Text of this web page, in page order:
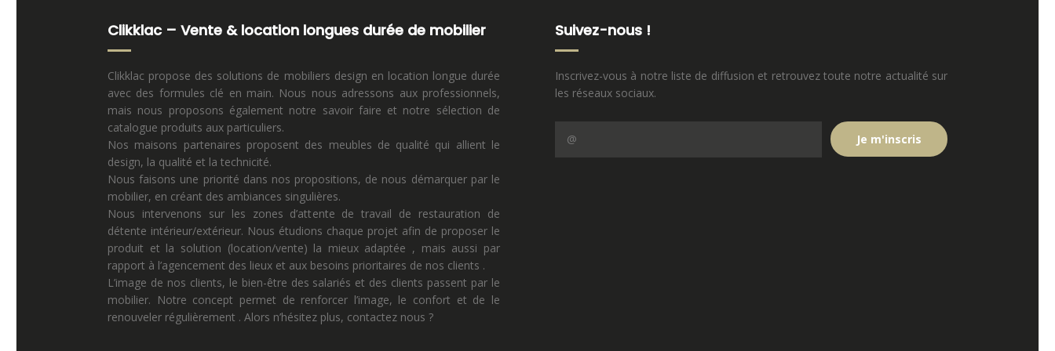
Clikklac – Vente & location longues durée de mobilier
Clikklac propose des solutions de mobiliers design en location longue durée
avec des formules clé en main. Nous nous adressons aux professionnels,
mais nous proposons également notre savoir faire et notre sélection de
catalogue produits aux particuliers.
Nos maisons partenaires proposent des meubles de qualité qui allient le
design, la qualité et la technicité.
Nous faisons une priorité dans nos propositions, de nous démarquer par le
mobilier, en créant des ambiances singulières.
Nous intervenons sur les zones d’attente de travail de restauration de
détente intérieur/extérieur. Nous étudions chaque projet afin de proposer le
produit et la solution (location/vente) la mieux adaptée , mais aussi par
rapport à l’agencement des lieux et aux besoins prioritaires de nos clients .
L’image de nos clients, le bien-être des salariés et des clients passent par le
mobilier. Notre concept permet de renforcer l’image, le confort et de le
renouveler régulièrement . Alors n’hésitez plus, contactez nous ?
Suivez-nous !
Inscrivez-vous à notre liste de diffusion et retrouvez toute notre actualité sur
les réseaux sociaux.